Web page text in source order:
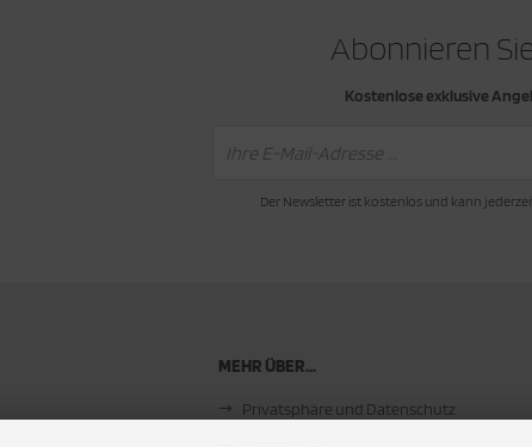
Abonnieren
Kostenlose exklusive
Der Newsletter ist kostenlos und kann
MEHR ÜBER...
Privatsphäre und Datenschutz